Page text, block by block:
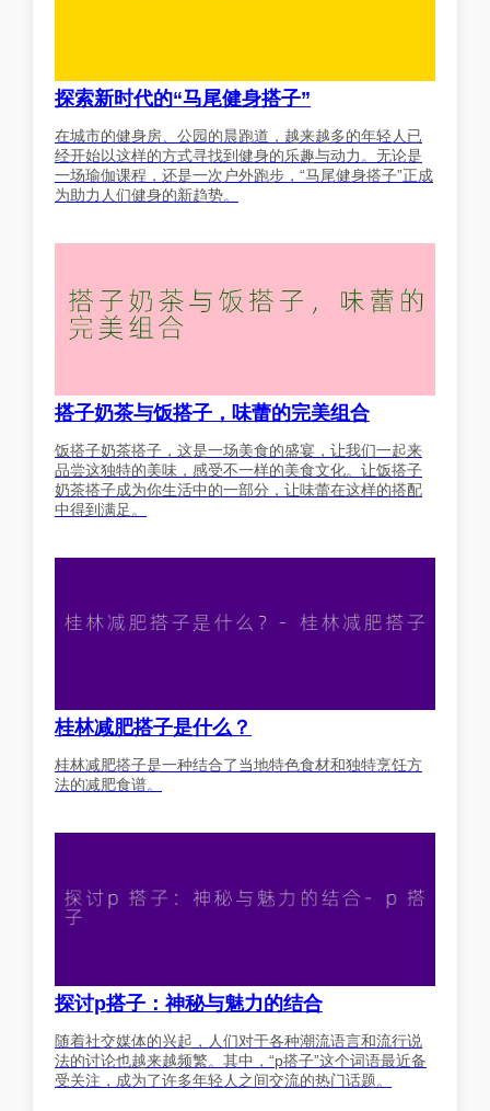
探索新时代的“马尾健身搭子”
在城市的健身房、公园的晨跑道，越来越多的年轻人已
经开始以这样的方式寻找到健身的乐趣与动力。无论是
一场瑜伽课程，还是一次户外跑步，“马尾健身搭子”正成
为助力人们健身的新趋势。
搭子奶茶与饭搭子，味蕾的完美组合
饭搭子奶茶搭子，这是一场美食的盛宴，让我们一起来
品尝这独特的美味，感受不一样的美食文化。让饭搭子
奶茶搭子成为你生活中的一部分，让味蕾在这样的搭配
中得到满足。
桂林减肥搭子是什么？
桂林减肥搭子是一种结合了当地特色食材和独特烹饪方
法的减肥食谱。
探讨p搭子：神秘与魅力的结合
随着社交媒体的兴起，人们对于各种潮流语言和流行说
法的讨论也越来越频繁。其中，“p搭子”这个词语最近备
受关注，成为了许多年轻人之间交流的热门话题。